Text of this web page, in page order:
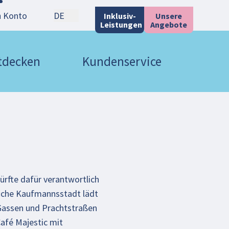
Konto DE
Inklusiv-
Leistungen
Unsere
Angebote
Kundenservice
dafür verantwortlich
Kaufmannsstadt lädt
und Prachtstraßen
Majestic mit